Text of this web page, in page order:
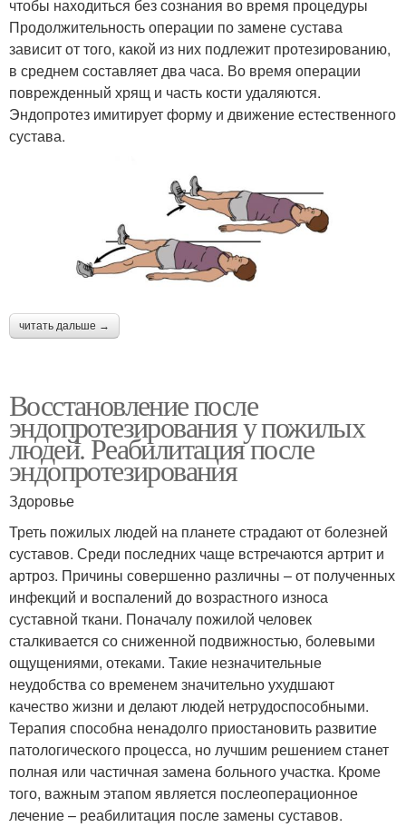
чтобы находиться без сознания во время процедуры
Продолжительность операции по замене сустава
зависит от того, какой из них подлежит протезированию,
в среднем составляет два часа. Во время операции
поврежденный хрящ и часть кости удаляются.
Эндопротез имитирует форму и движение естественного
сустава.
читать дальше →
Восстановление после
эндопротезирования у пожилых
людей. Реабилитация после
эндопротезирования
Здоровье
Треть пожилых людей на планете страдают от болезней
суставов. Среди последних чаще встречаются артрит и
артроз. Причины совершенно различны – от полученных
инфекций и воспалений до возрастного износа
суставной ткани. Поначалу пожилой человек
сталкивается со сниженной подвижностью, болевыми
ощущениями, отеками. Такие незначительные
неудобства со временем значительно ухудшают
качество жизни и делают людей нетрудоспособными.
Терапия способна ненадолго приостановить развитие
патологического процесса, но лучшим решением станет
полная или частичная замена больного участка. Кроме
того, важным этапом является послеоперационное
лечение – реабилитация после замены суставов.